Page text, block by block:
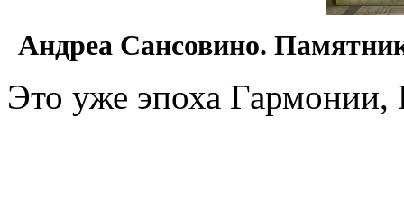
Андреа Сансовино.
Это уже эпоха